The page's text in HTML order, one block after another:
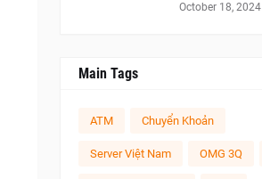
October 18, 2024
Main Tags
ATM Chuyển Khoản
Server Việt Nam OMG 3Q